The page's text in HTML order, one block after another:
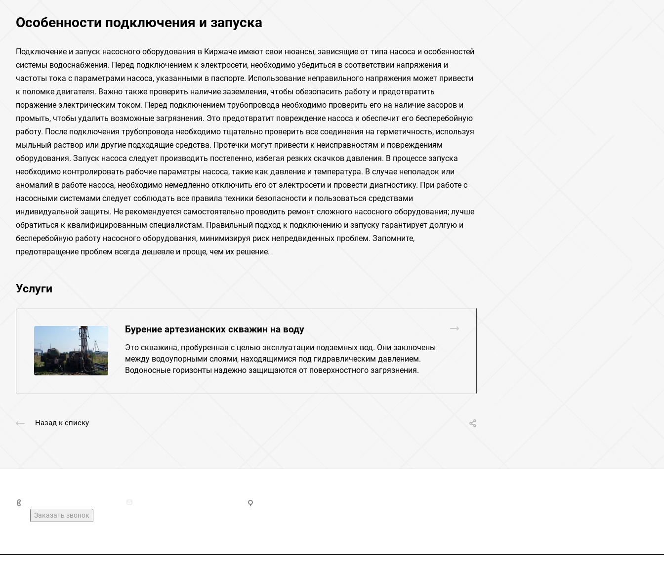
Особенности подключения и запуска
Подключение и запуск насосного оборудования в Киржаче имеют свои нюансы, зависящие от типа насоса и особенностей
системы водоснабжения. Перед подключением к электросети, необходимо убедиться в соответствии напряжения и
частоты тока с параметрами насоса, указанными в паспорте. Использование неправильного напряжения может привести
к поломке двигателя. Важно также проверить наличие заземления, чтобы обезопасить работу и предотвратить
поражение электрическим током. Перед подключением трубопровода необходимо проверить его на наличие засоров и
промыть, чтобы удалить возможные загрязнения. Это предотвратит повреждение насоса и обеспечит его бесперебойную
работу. После подключения трубопровода необходимо тщательно проверить все соединения на герметичность, используя
мыльный раствор или другие подходящие средства. Протечки могут привести к неисправностям и повреждениям
оборудования. Запуск насоса следует производить постепенно, избегая резких скачков давления. В процессе запуска
необходимо контролировать рабочие параметры насоса, такие как давление и температура. В случае неполадок или
аномалий в работе насоса, необходимо немедленно отключить его от электросети и провести диагностику. При работе с
насосными системами следует соблюдать все правила техники безопасности и пользоваться средствами
индивидуальной защиты. Не рекомендуется самостоятельно проводить ремонт сложного насосного оборудования; лучше
обратиться к квалифицированным специалистам. Правильный подход к подключению и запуску гарантирует долгую и
бесперебойную работу насосного оборудования, минимизируя риск непредвиденных проблем. Запомните,
предотвращение проблем всегда дешевле и проще, чем их решение.
Услуги
Бурение артезианских скважин на воду
Это скважина, пробуренная с целью эксплуатации подземных вод. Они заключены
между водоупорными слоями, находящимися под гидравлическим давлением.
Водоносные горизонты надежно защищаются от поверхностного загрязнения.
Назад к списку
Заказать звонок